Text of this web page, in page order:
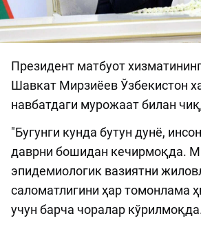
Президент матбуот
Шавкат Мирзиёев Ўзбекистон
навбатдаги мурожаат билан
"Бугунги кунда бутун дунё,
даврни бошидан кечирмоқда.
эпидемиологик вазиятни
саломатлигини ҳар томонлама
учун барча чоралар